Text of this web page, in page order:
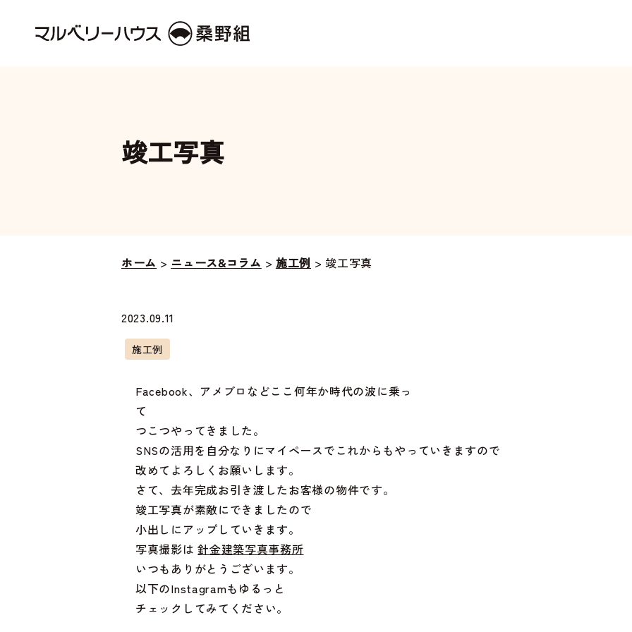
竣工写真
ホーム > ニュース&コラム > 施工例 >竣工写真
2023.09.11
施工例
Facebook、アメブロなどここ何年か時代の波に乗っ
て
つこつやってきました。
SNSの活用を自分なりにマイペースでこれからもやっていきますので
改めてよろしくお願いします。
さて、去年完成お引き渡したお客様の物件です。
竣工写真が素敵にできましたので
小出しにアップしていきます。
写真撮影は針金建築写真事務所
いつもありがとうございます。
以下のInstagramもゆるっと
チェックしてみてください。